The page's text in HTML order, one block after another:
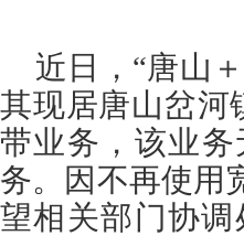
近日，“唐山
其现居唐山岔河
带业务，该业
务。因不再使用
望相关部门协